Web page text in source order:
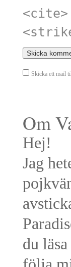
<cite>
Skicka ett mail
Om
Hej!
Jag
du